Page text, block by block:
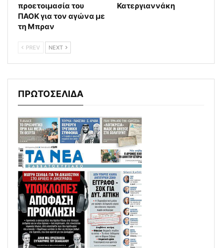
προετοιμασία του
ΠΑΟΚ για τον αγώνα με
τη Μπραν
Κατεργιαννάκη
PREV NEXT
ΠΡΩΤΟΣΕΛΙΔΑ